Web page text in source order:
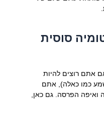
סוסית
אתם רוצים להיות
כמו כאלה), אתם
ואיפה הפרסה. גם כאן,